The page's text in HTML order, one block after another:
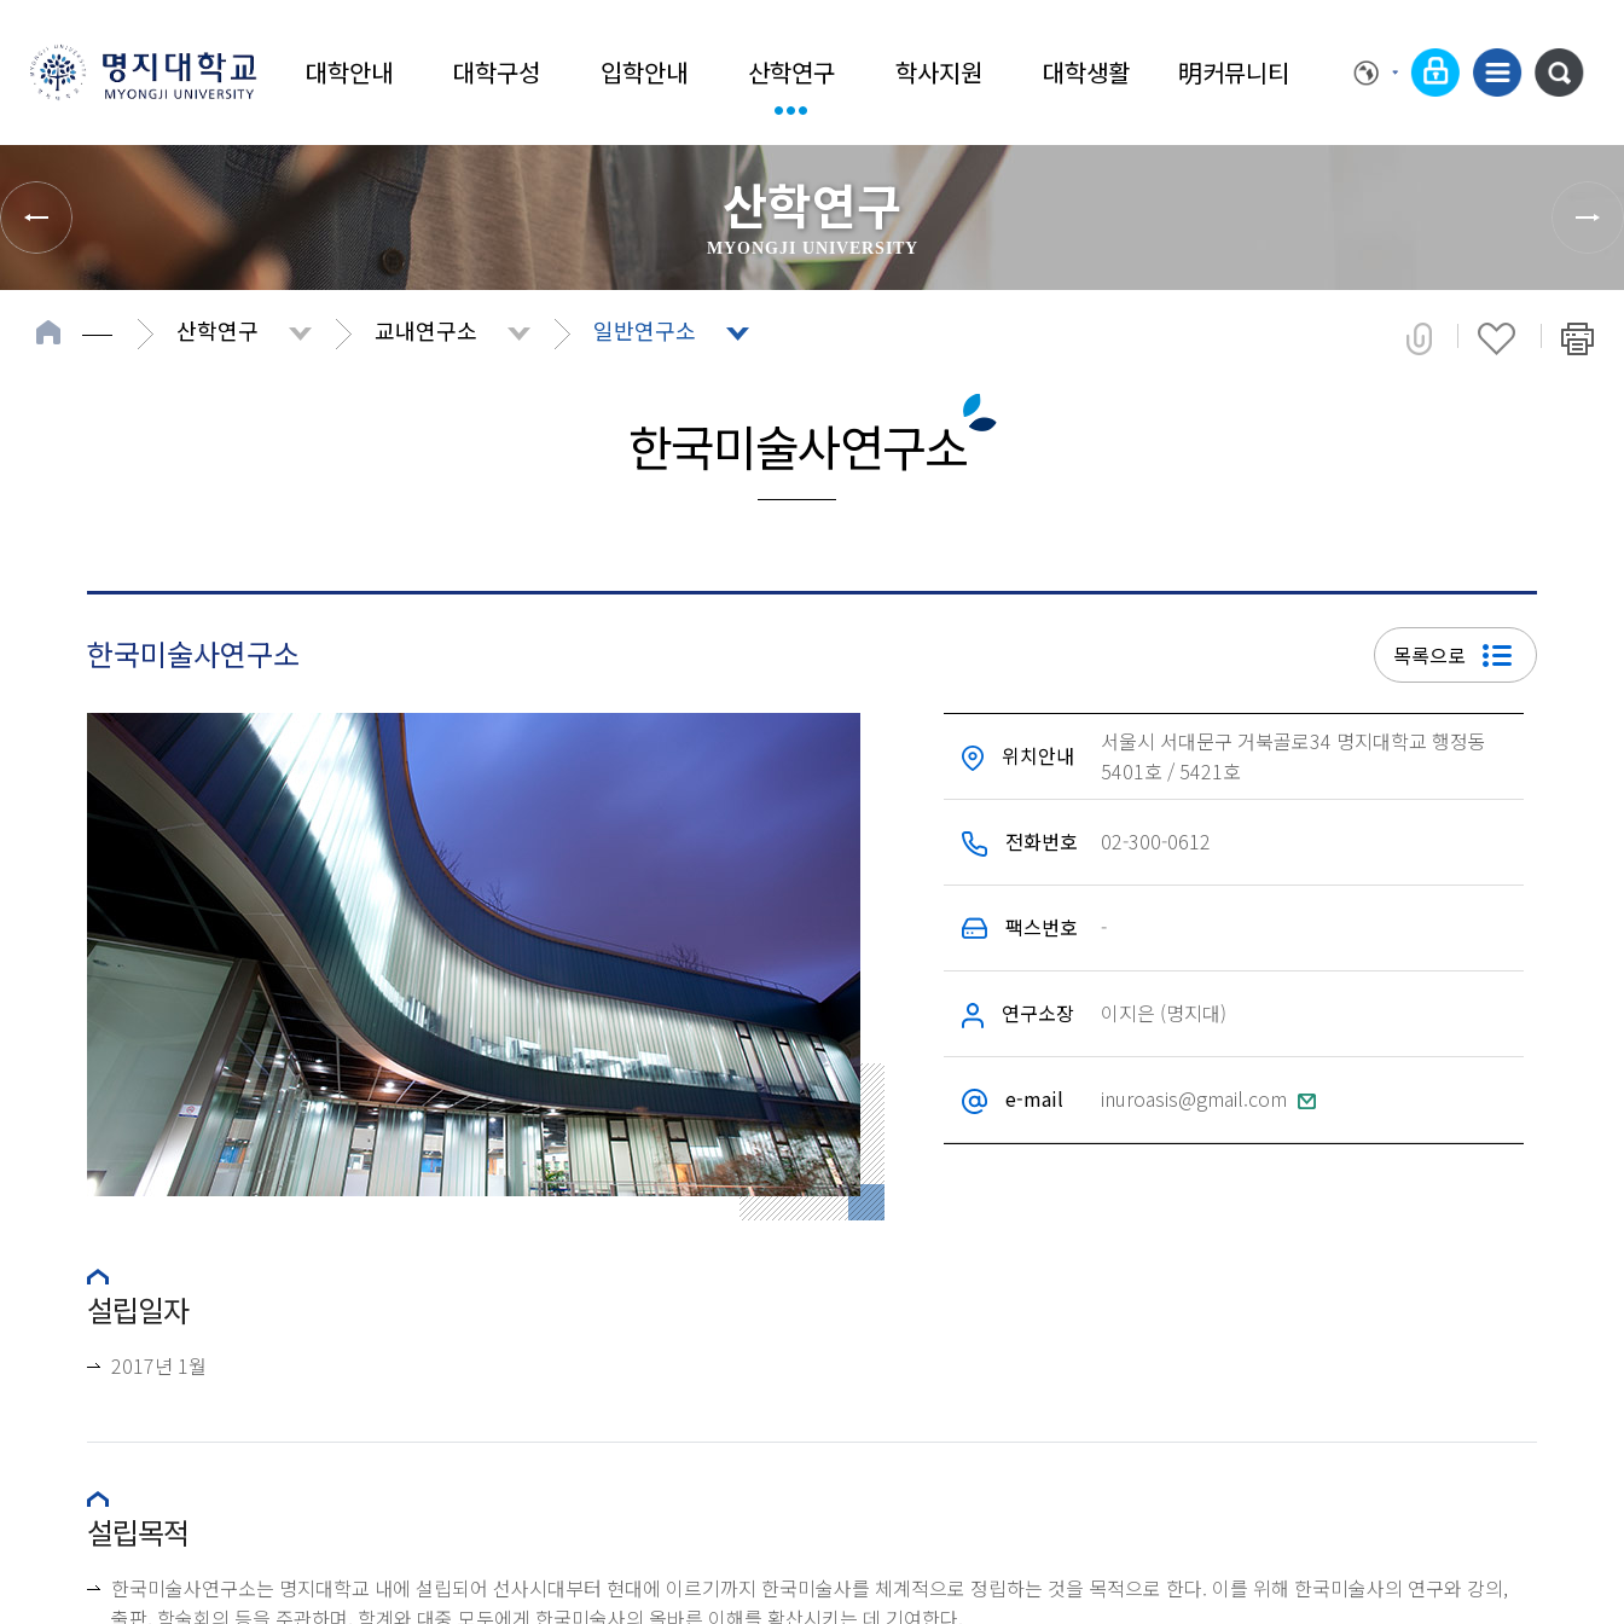
대학안내 대학구성 입학안내 산학연구 학사지원 대학생활 明커뮤니티
산학연구
MYONGJI UNIVERSITY
산학연구 교내연구소 일반연구소
한국미술사연구소
한국미술사연구소 목록으로
위치안내
서울시 서대문구 거북골로34 명지대학교 행정동
5401호 / 5421호
전화번호 02-300-0612
팩스번호 -
연구소장 이지은 (명지대)
e-mail inuroasis@gmail.com
설립일자
2017년 1월
설립목적
한국미술사연구소는 명지대학교 내에 설립되어 선사시대부터 현대에 이르기까지 한국미술사를 체계적으로 정립하는 것을 목적으로 한다. 이를 위해 한국미술사의 연구와 강의,
출판, 학술회의 등을 주관하며, 학계와 대중 모두에게 한국미술사의 올바른 이해를 확산시키는 데 기여한다.